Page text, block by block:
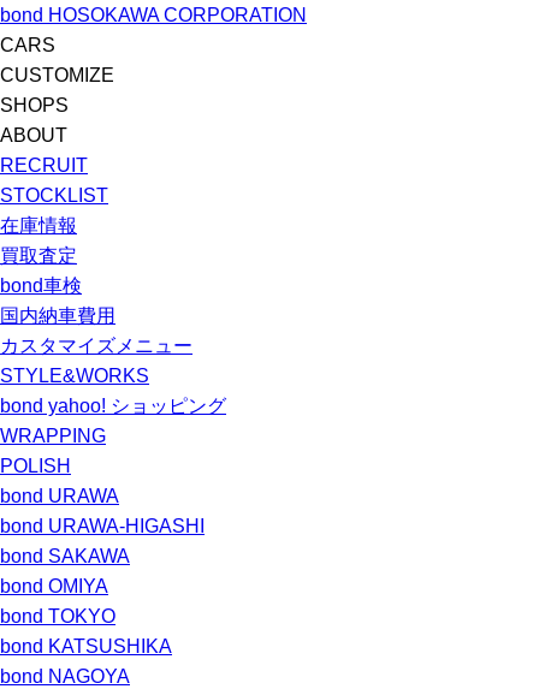
bond HOSOKAWA CORPORATION
CARS
CUSTOMIZE
SHOPS
ABOUT
RECRUIT
STOCKLIST
在庫情報
買取査定
bond車検
国内納車費用
カスタマイズメニュー
STYLE&WORKS
bond yahoo! ショッピング
WRAPPING
POLISH
bond URAWA
bond URAWA-HIGASHI
bond SAKAWA
bond OMIYA
bond TOKYO
bond KATSUSHIKA
bond NAGOYA